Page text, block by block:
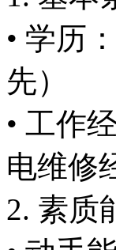
• 学历
先）
• 工作
电维修
2. 素质